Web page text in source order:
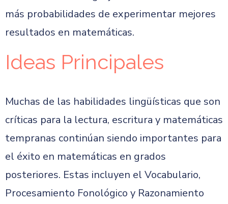
más probabilidades de experimentar mejores
resultados en matemáticas.
Ideas Principales
Muchas de las habilidades lingüísticas que son
críticas para la lectura, escritura y matemáticas
tempranas continúan siendo importantes para
el éxito en matemáticas en grados
posteriores. Estas incluyen el Vocabulario,
Procesamiento Fonológico y Razonamiento